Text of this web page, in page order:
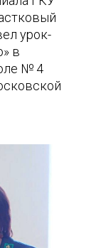
урок-
в
№ 4